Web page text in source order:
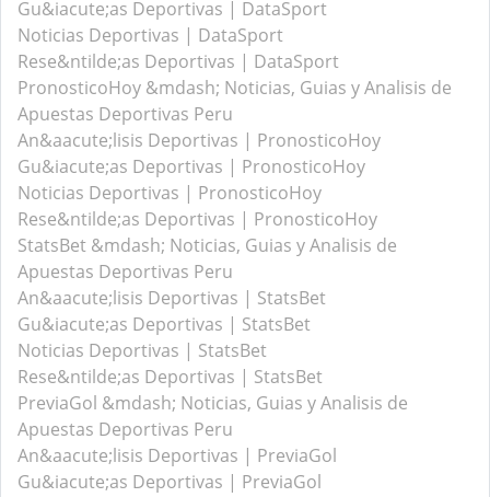
Gu&iacute;as Deportivas | DataSport
Noticias Deportivas | DataSport
Rese&ntilde;as Deportivas | DataSport
PronosticoHoy &mdash; Noticias, Guias y Analisis de
Apuestas Deportivas Peru
An&aacute;lisis Deportivas | PronosticoHoy
Gu&iacute;as Deportivas | PronosticoHoy
Noticias Deportivas | PronosticoHoy
Rese&ntilde;as Deportivas | PronosticoHoy
StatsBet &mdash; Noticias, Guias y Analisis de
Apuestas Deportivas Peru
An&aacute;lisis Deportivas | StatsBet
Gu&iacute;as Deportivas | StatsBet
Noticias Deportivas | StatsBet
Rese&ntilde;as Deportivas | StatsBet
PreviaGol &mdash; Noticias, Guias y Analisis de
Apuestas Deportivas Peru
An&aacute;lisis Deportivas | PreviaGol
Gu&iacute;as Deportivas | PreviaGol